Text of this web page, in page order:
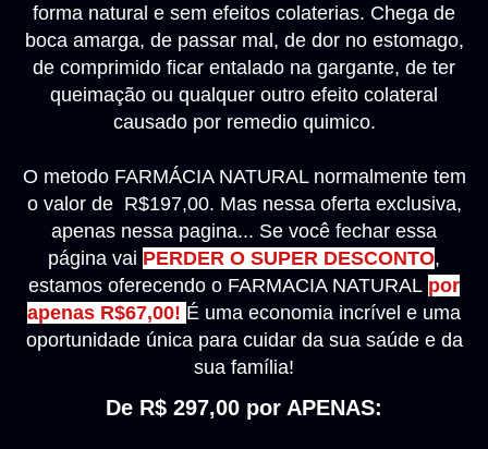
forma natural e sem efeitos colaterias. Chega de
boca amarga, de passar mal, de dor no estomago,
de comprimido ficar entalado na gargante, de ter
queimação ou qualquer outro efeito colateral
causado por remedio quimico.
O metodo FARMÁCIA NATURAL normalmente tem
o valor de R$197,00. Mas nessa oferta exclusiva,
apenas nessa pagina... Se você fechar essa
página vai PERDER O SUPER DESCONTO,
estamos oferecendo o FARMACIA NATURAL por
apenas R$67,00! É uma economia incrível e uma
oportunidade única para cuidar da sua saúde e da
sua família!
De R$ 297,00 por APENAS: